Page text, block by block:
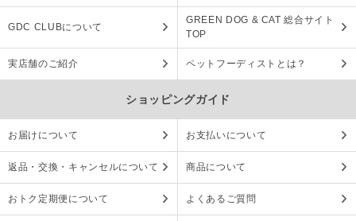
GDC CLUBについて
GREEN DOG & CAT 総合サイト
TOP
実店舗のご紹介 ペットフーディストとは？
ショッピングガイド
お届けについて お支払いについて
返品・交換・キャンセルについて 商品について
おトク定期便について よくあるご質問